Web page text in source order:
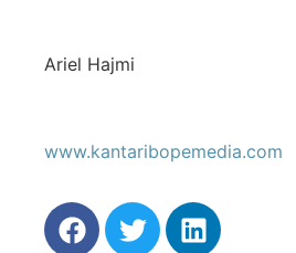
Ariel Hajmi
www.kantaribopemedia.com